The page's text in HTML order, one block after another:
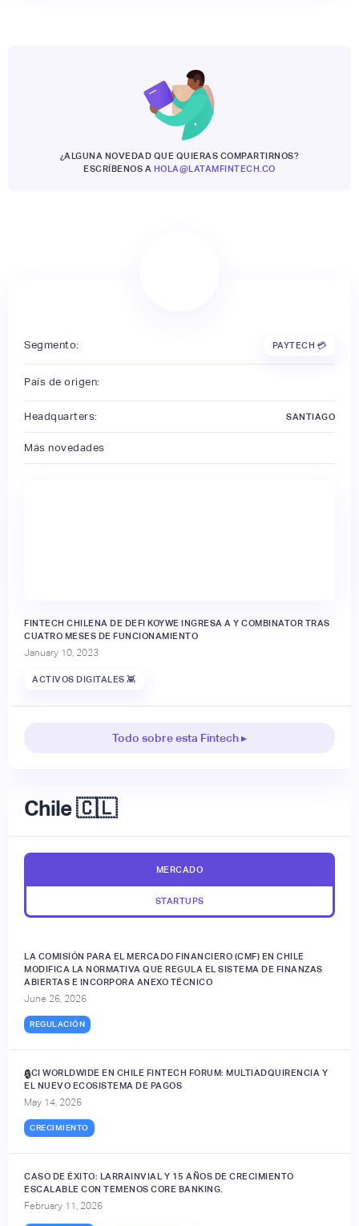
¿ALGUNA NOVEDAD QUE QUIERAS COMPARTIRNOS?
ESCRÍBENOS A HOLA@LATAMFINTECH.CO
Segmento: PAYTECH 💳
País de origen:
Headquarters: SANTIAGO
Más novedades
FINTECH CHILENA DE DEFI KOYWE INGRESA A Y COMBINATOR TRAS
CUATRO MESES DE FUNCIONAMIENTO
January 10, 2023
ACTIVOS DIGITALES 👾
Todo sobre esta Fintech ▸
Chile 🇨🇱
MERCADO
STARTUPS
LA COMISIÓN PARA EL MERCADO FINANCIERO (CMF) EN CHILE
MODIFICA LA NORMATIVA QUE REGULA EL SISTEMA DE FINANZAS
ABIERTAS E INCORPORA ANEXO TÉCNICO
June 26, 2026
REGULACIÓN
ACI WORLDWIDE EN CHILE FINTECH FORUM: MULTIADQUIRENCIA Y
EL NUEVO ECOSISTEMA DE PAGOS
May 14, 2026
CRECIMIENTO
🔒
CASO DE ÉXITO: LARRAINVIAL Y 15 AÑOS DE CRECIMIENTO
ESCALABLE CON TEMENOS CORE BANKING.
February 11, 2026